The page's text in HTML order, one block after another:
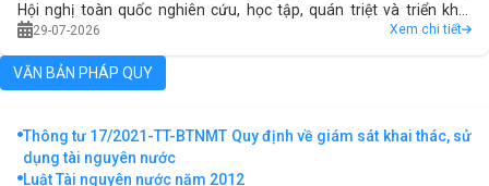
Hội nghị toàn quốc nghiên cứu, học tập, quán triệt và triển khai
thực hiện Nghị quyết Trung ương 3 khóa XIV.
29-07-2026 Xem chi tiết
VĂN BẢN PHÁP QUY
Thông tư 17/2021-TT-BTNMT Quy định về giám sát khai thác, sử
dụng tài nguyên nước
Luật Tài nguyên nước năm 2012